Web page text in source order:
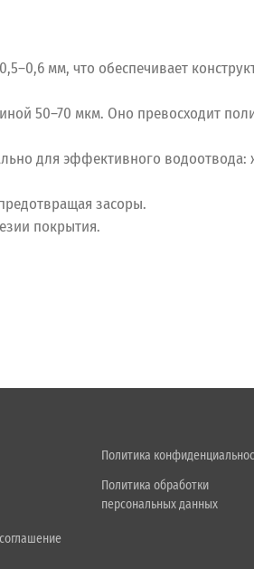
мм, что обеспечивает
50–70 мкм. Оно превосходит
для эффективного
засоры.
покрытия.
Политика
Политика обработки
персональных данных